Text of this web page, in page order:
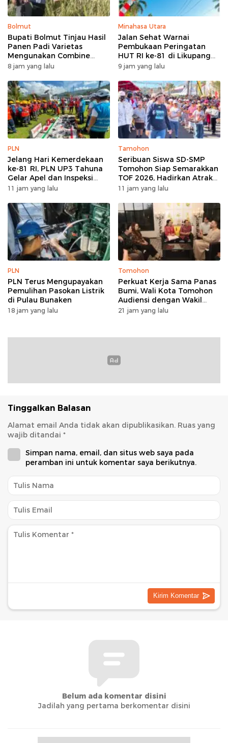
Bolmut
Bupati Bolmut Tinjau Hasil
Panen Padi Varietas
Mengunakan Combine
Harvester
8 jam yang lalu
Minahasa Utara
Jalan Sehat Warnai
Pembukaan Peringatan
HUT RI ke-81 di Likupang
Barat
9 jam yang lalu
PLN
Jelang Hari Kemerdekaan
ke-81 RI, PLN UP3 Tahuna
Gelar Apel dan Inspeksi
Peralatan Guna Pastikan
Kepulauan Nusa Utara
11 jam yang lalu
Tamohon
Seribuan Siswa SD-SMP
Tomohon Siap Semarakkan
TOF 2026, Hadirkan Atraksi
Kolosal dan Harmoni Seni
11 jam yang lalu
PLN
PLN Terus Mengupayakan
Pemulihan Pasokan Listrik
di Pulau Bunaken
18 jam yang lalu
Tomohon
Perkuat Kerja Sama Panas
Bumi, Wali Kota Tomohon
Audiensi dengan Wakil
Dubes Selandia Baru
21 jam yang lalu
Tinggalkan Balasan
Alamat email Anda tidak akan dipublikasikan. Ruas yang
wajib ditandai *
Simpan nama, email, dan situs web saya pada
peramban ini untuk komentar saya berikutnya.
Belum ada komentar disini
Jadilah yang pertama berkomentar disini